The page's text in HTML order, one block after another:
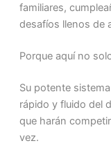
familiares,
desafíos llenos de
Porque aquí no
Su potente
rápido y fluido del
que harán
vez.